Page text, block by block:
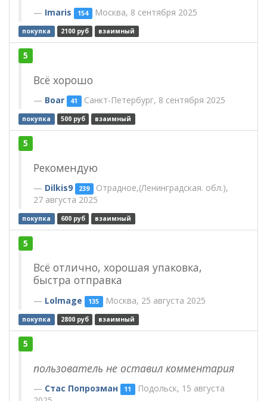
Imaris 154 Москва, 8 сентября 2025
покупка 2100 руб взаимный
5
Всё хорошо
Boar 41 Санкт-Петербург, 8 сентября 2025
покупка 500 руб взаимный
5
Рекомендую
Dilkis9 239 Отрадное,(Ленинградская. обл.),
27 августа 2025
покупка 600 руб взаимный
5
Всё отлично, хорошая упаковка,
быстра отправка
Lolmage 135 Москва, 25 августа 2025
покупка 2800 руб взаимный
5
пользователь не оставил комментария
Стас Попрозман 11 Подольск, 15 августа